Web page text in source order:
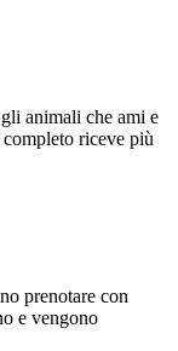
animali che ami e
riceve più
prenotare con
e vengono